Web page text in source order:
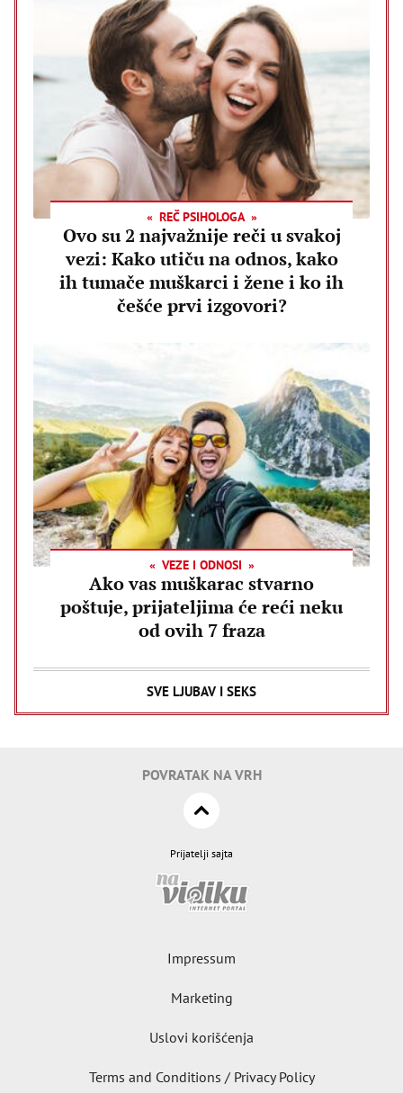
REČ PSIHOLOGA
Ovo su 2 najvažnije reči u svakoj
vezi: Kako utiču na odnos, kako
ih tumače muškarci i žene i ko ih
češće prvi izgovori?
VEZE I ODNOSI
Ako vas muškarac stvarno
poštuje, prijateljima će reći neku
od ovih 7 fraza
SVE LJUBAV I SEKS
POVRATAK NA VRH
Prijatelji sajta
Impressum
Marketing
Uslovi korišćenja
Terms and Conditions / Privacy Policy